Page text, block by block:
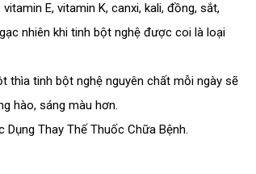
E, vitamin K, canxi, kali, đồng, sắt,
nhiên khi tinh bột nghệ được coi là loại
thìa tinh bột nghệ nguyên chất mỗi ngày sẽ
hào, sáng màu hơn.
Dụng Thay Thế Thuốc Chữa Bệnh.